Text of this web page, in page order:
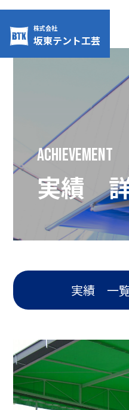
株式会社
坂東テント工芸
achievement
実績
実績 一